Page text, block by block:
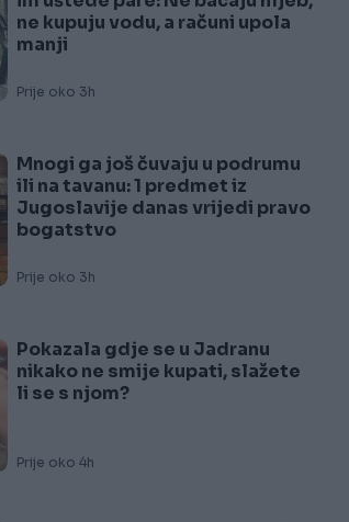
ne kupuju vodu, a računi upola
manji
Prije oko 3h
Mnogi ga još čuvaju u podrumu
ili na tavanu: 1 predmet iz
Jugoslavije danas vrijedi pravo
bogatstvo
Prije oko 3h
Pokazala gdje se u Jadranu
nikako ne smije kupati, slažete
li se s njom?
Prije oko 4h